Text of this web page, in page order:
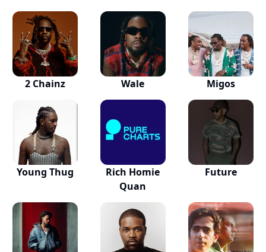
2 Chainz Wale Migos
Young Thug
Rich Homie
Quan
Future